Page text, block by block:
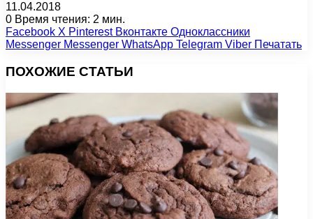
11.04.2018
0 Время чтения: 2 мин.
Facebook X Pinterest Вконтакте Одноклассники
Messenger Messenger WhatsApp Telegram Viber Печатать
ПОХОЖИЕ СТАТЬИ